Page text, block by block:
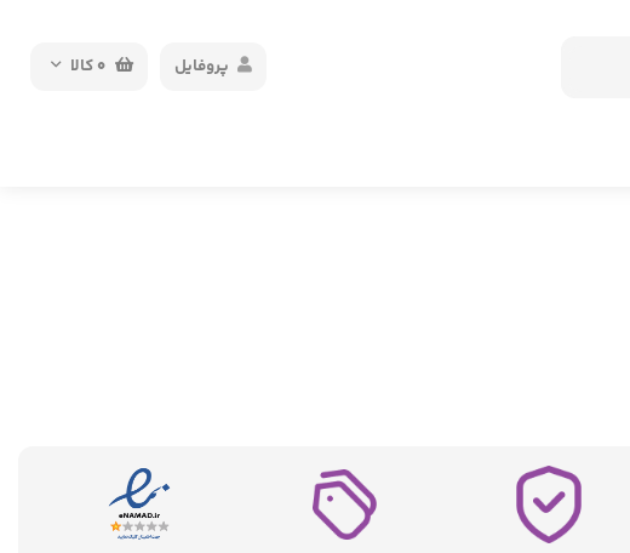
0کالا پروفایل